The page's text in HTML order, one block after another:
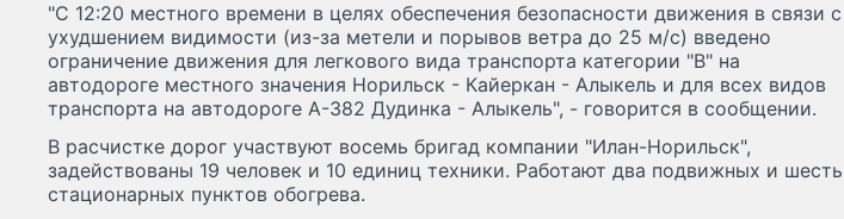
"С 12:20 местного времени в целях обеспечения безопасности движения в связи с
ухудшением видимости (из-за метели и порывов ветра до 25 м/с) введено
ограничение движения для легкового вида транспорта категории "В" на
автодороге местного значения Норильск - Кайеркан - Алыкель и для всех видов
транспорта на автодороге А-382 Дудинка - Алыкель", - говорится в сообщении.
В расчистке дорог участвуют восемь бригад компании "Илан-Норильск",
задействованы 19 человек и 10 единиц техники. Работают два подвижных и шесть
стационарных пунктов обогрева.